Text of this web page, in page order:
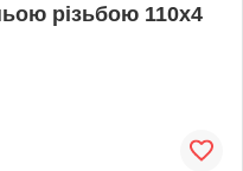
різьбою 110х4